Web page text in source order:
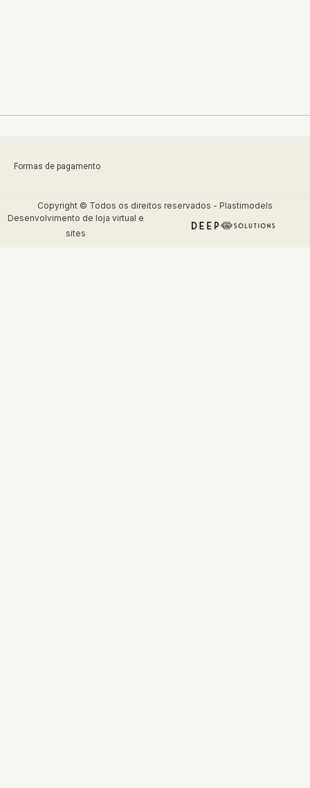
Formas de pagamento
Copyright © Todos os direitos reservados - Plastimodels
Desenvolvimento de loja virtual e
sites